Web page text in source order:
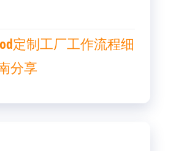
定制工厂工作流程细
分享